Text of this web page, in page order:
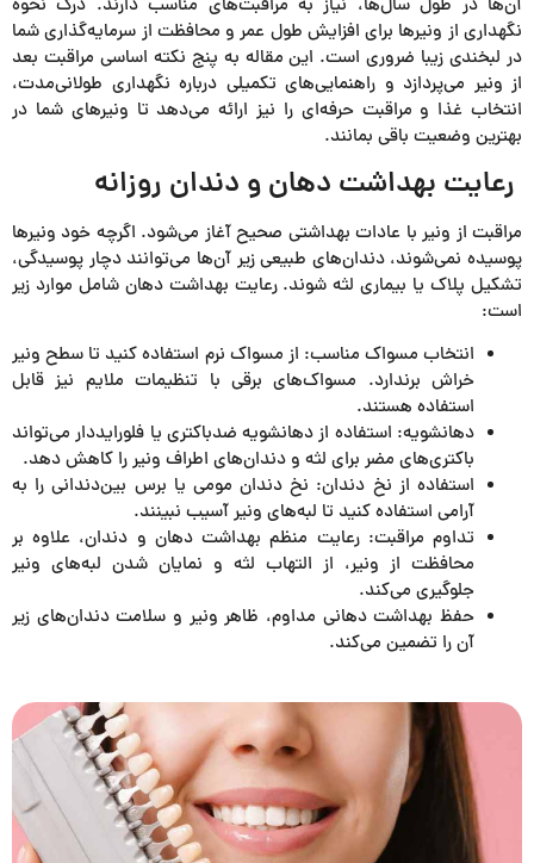
آن‌ها در طول سال‌ها، نیاز به مراقبت‌های مناسب دارند. درک نحوه
نگهداری از ونیرها برای افزایش طول عمر و محافظت از سرمایه‌گذاری شما
در لبخندی زیبا ضروری است. این مقاله به پنج نکته اساسی مراقبت بعد
از ونیر می‌پردازد و راهنمایی‌های تکمیلی درباره نگهداری طولانی‌مدت،
انتخاب غذا و مراقبت حرفه‌ای را نیز ارائه می‌دهد تا ونیرهای شما در
بهترین وضعیت باقی بمانند.
رعایت بهداشت دهان و دندان روزانه
مراقبت از ونیر با عادات بهداشتی صحیح آغاز می‌شود. اگرچه خود ونیرها
پوسیده نمی‌شوند، دندان‌های طبیعی زیر آن‌ها می‌توانند دچار پوسیدگی،
تشکیل پلاک یا بیماری لثه شوند. رعایت بهداشت دهان شامل موارد زیر
است:
انتخاب مسواک مناسب: از مسواک نرم استفاده کنید تا سطح ونیر
خراش برندارد. مسواک‌های برقی با تنظیمات ملایم نیز قابل
استفاده هستند.
دهانشویه: استفاده از دهانشویه ضدباکتری یا فلورایددار می‌تواند
باکتری‌های مضر برای لثه و دندان‌های اطراف ونیر را کاهش دهد.
استفاده از نخ دندان: نخ دندان مومی یا برس بین‌دندانی را به
آرامی استفاده کنید تا لبه‌های ونیر آسیب نبینند.
تداوم مراقبت: رعایت منظم بهداشت دهان و دندان، علاوه بر
محافظت از ونیر، از التهاب لثه و نمایان شدن لبه‌های ونیر
جلوگیری می‌کند.
حفظ بهداشت دهانی مداوم، ظاهر ونیر و سلامت دندان‌های زیر
آن را تضمین می‌کند.